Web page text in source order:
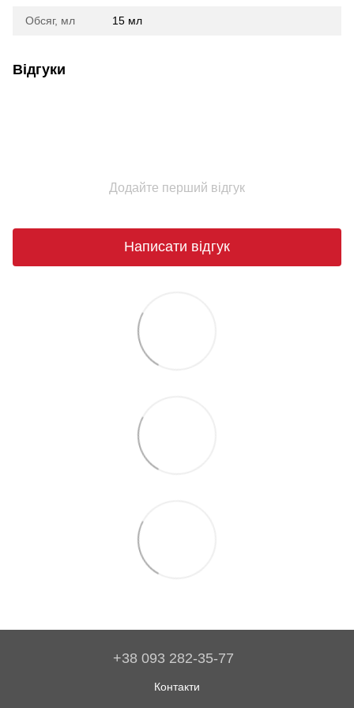
Обсяг, мл 15 мл
Відгуки
Додайте перший відгук
Написати відгук
+38 093 282-35-77
Контакти